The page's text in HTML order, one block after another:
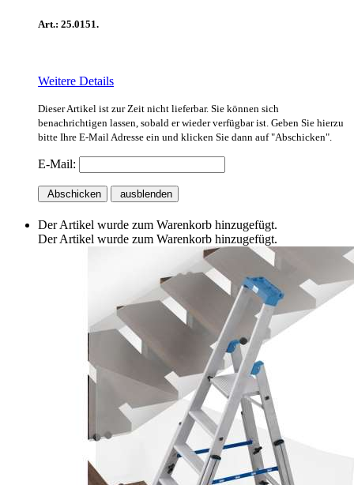
Art.: 25.0151.
Weitere Details
Dieser Artikel ist zur Zeit nicht lieferbar. Sie können sich
benachrichtigen lassen, sobald er wieder verfügbar ist. Geben Sie hierzu
bitte Ihre E-Mail Adresse ein und klicken Sie dann auf "Abschicken".
E-Mail:
Abschicken ausblenden
Der Artikel wurde zum Warenkorb hinzugefügt.
Der Artikel wurde zum Warenkorb hinzugefügt.